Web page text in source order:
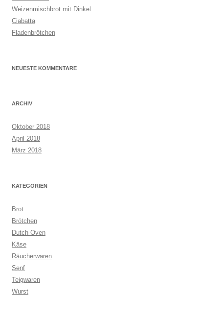
Weizenmischbrot mit Dinkel
Ciabatta
Fladenbrötchen
NEUESTE KOMMENTARE
ARCHIV
Oktober 2018
April 2018
März 2018
KATEGORIEN
Brot
Brötchen
Dutch Oven
Käse
Räucherwaren
Senf
Teigwaren
Wurst